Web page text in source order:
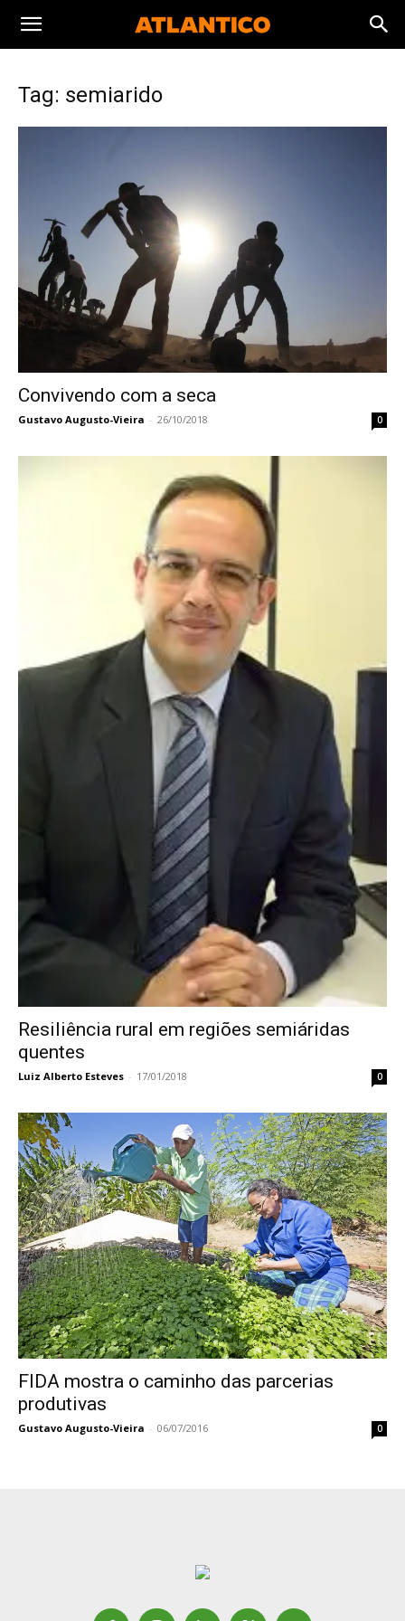
Tag: semiarido
Convivendo com a seca
Gustavo Augusto-Vieira - 26/10/2018 0
Resiliência rural em regiões semiáridas
quentes
Luiz Alberto Esteves - 17/01/2018 0
FIDA mostra o caminho das parcerias
produtivas
Gustavo Augusto-Vieira - 06/07/2016 0